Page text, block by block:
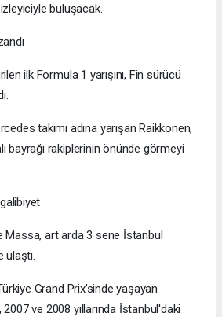
buluşacak.
ilk Formula 1 yarışını, Fin sürücü
takımı adına yarışan Raikkonen,
bayrağı rakiplerinin önünde görmeyi
Massa, art arda 3 sene İstanbul
Grand Prix'sinde yaşayan
ve 2008 yıllarında İstanbul'daki